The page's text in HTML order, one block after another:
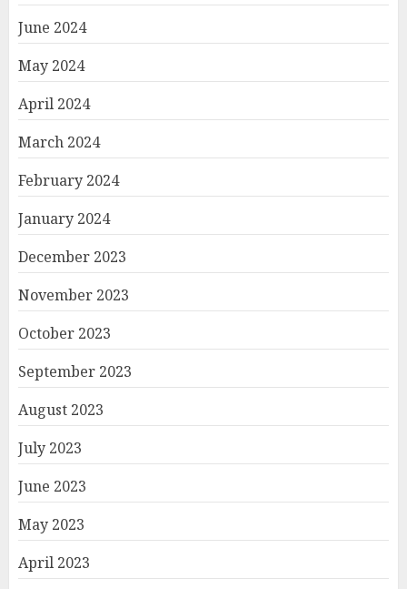
June 2024
May 2024
April 2024
March 2024
February 2024
January 2024
December 2023
November 2023
October 2023
September 2023
August 2023
July 2023
June 2023
May 2023
April 2023